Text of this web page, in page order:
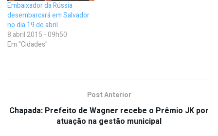
Embaixador da Rússia
desembarcará em Salvador
no dia 19 de abril
8 abril 2015 - 09h50
Em "Cidades"
Post Anterior
Chapada: Prefeito de Wagner recebe o Prêmio JK por
atuação na gestão municipal